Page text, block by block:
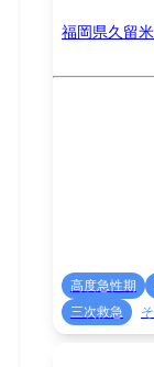
福岡県久留
高度急性期
三次救急